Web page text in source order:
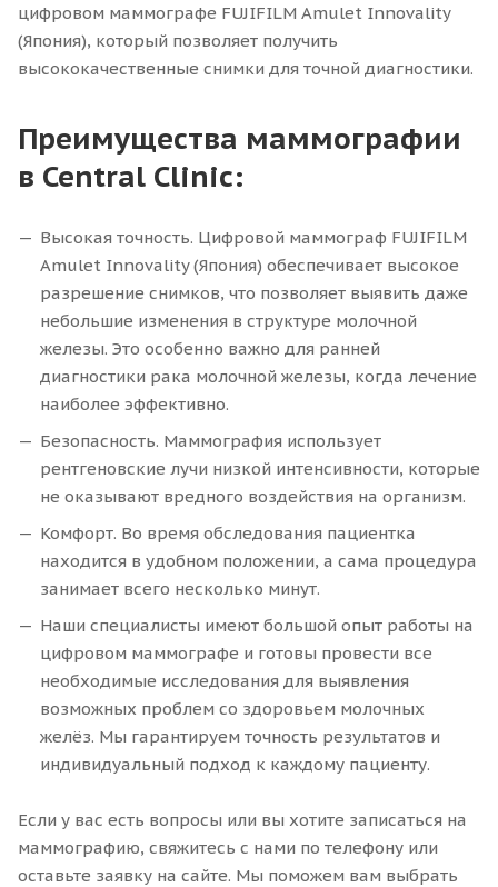
цифровом маммографе FUJIFILM Amulet Innovality
(Япония), который позволяет получить
высококачественные снимки для точной диагностики.
Преимущества маммографии
в Central Clinic:
Высокая точность. Цифровой маммограф FUJIFILM
Amulet Innovality (Япония) обеспечивает высокое
разрешение снимков, что позволяет выявить даже
небольшие изменения в структуре молочной
железы. Это особенно важно для ранней
диагностики рака молочной железы, когда лечение
наиболее эффективно.
Безопасность. Маммография использует
рентгеновские лучи низкой интенсивности, которые
не оказывают вредного воздействия на организм.
Комфорт. Во время обследования пациентка
находится в удобном положении, а сама процедура
занимает всего несколько минут.
Наши специалисты имеют большой опыт работы на
цифровом маммографе и готовы провести все
необходимые исследования для выявления
возможных проблем со здоровьем молочных
желёз. Мы гарантируем точность результатов и
индивидуальный подход к каждому пациенту.
Если у вас есть вопросы или вы хотите записаться на
маммографию, свяжитесь с нами по телефону или
оставьте заявку на сайте. Мы поможем вам выбрать